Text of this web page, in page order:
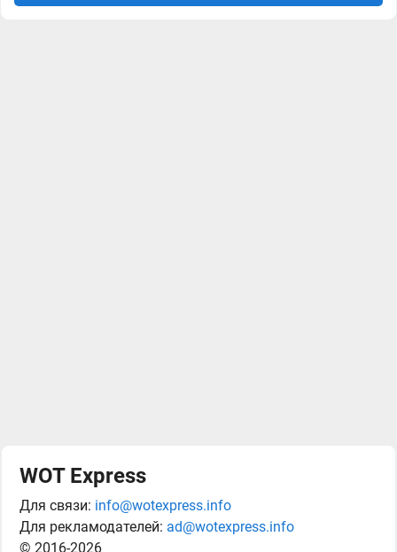
WOT Express
Для связи: info@wotexpress.info
Для рекламодателей: ad@wotexpress.info
© 2016-2026